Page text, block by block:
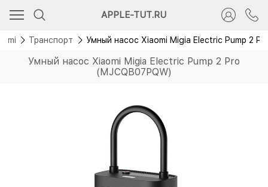
APPLE-TUT.RU
Транспорт Умный насос Xiaomi Migia Electric Pump 2
Умный насос Xiaomi Migia Electric Pump 2 Pro
(MJCQB07PQW)